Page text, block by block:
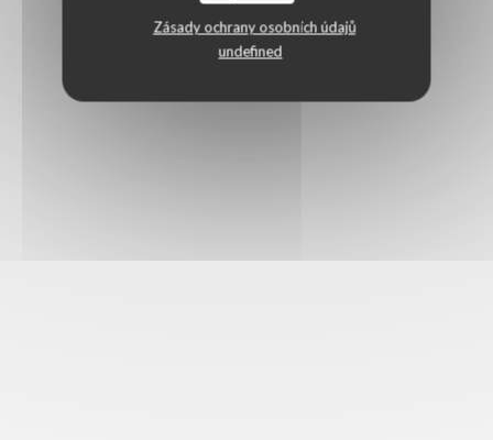
Zásady ochrany osobních údajů
undefined